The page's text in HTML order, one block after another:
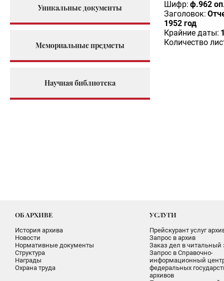
Уникальные документы
Мемориальные предметы
Научная библиотека
Шифр: ф.962
Заголовок:
1952 год
Крайние даты:
Количество
ОБ АРХИВЕ
История архива
Новости
Нормативные документы
Структура
Награды
Охрана труда
УСЛУГИ
Прейскурант услуг
Запрос в архив
Заказ дел в читальный
Запрос в Справочно-
информационный
федеральных
архивов